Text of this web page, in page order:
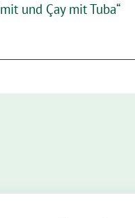
und Çay mit Tuba“